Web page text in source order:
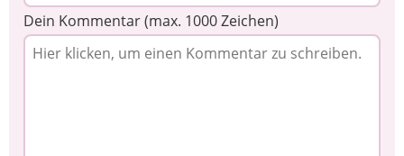
Dein Kommentar (max. 1000 Zeichen)